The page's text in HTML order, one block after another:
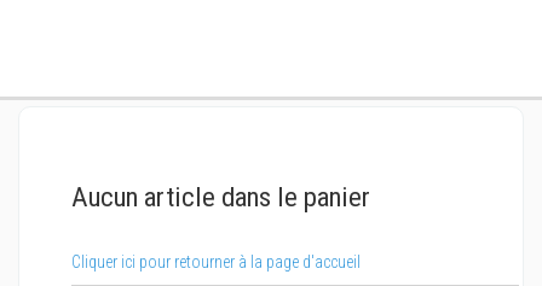
Aucun article dans le panier
Cliquer ici pour retourner à la page d'accueil